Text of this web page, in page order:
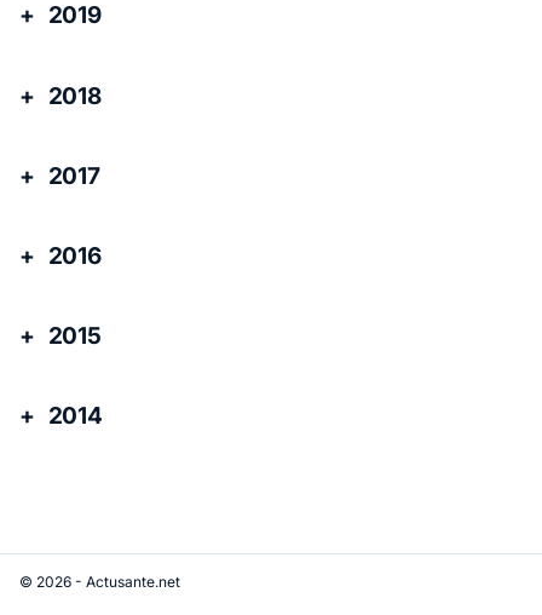
2019
2018
2017
2016
2015
2014
© 2026 - Actusante.net